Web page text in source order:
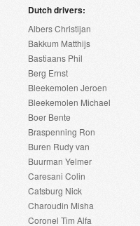
Dutch drivers:
Albers Christijan
Bakkum Matthijs
Bastiaans Phil
Berg Ernst
Bleekemolen Jeroen
Bleekemolen Michael
Boer Bente
Braspenning Ron
Buren Rudy van
Buurman Yelmer
Caresani Colin
Catsburg Nick
Charoudin Misha
Coronel Tim Alfa